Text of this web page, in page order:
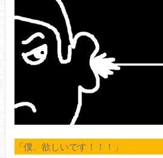
「僕、欲しいです！！！」